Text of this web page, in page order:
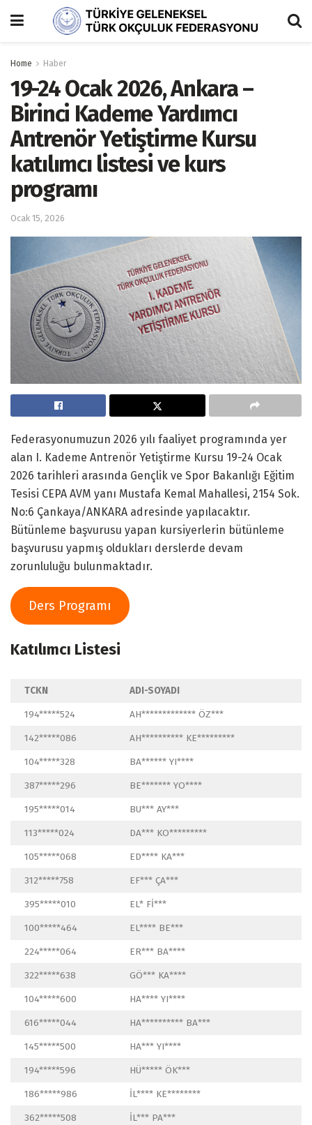
Home Haber
19-24 Ocak 2026, Ankara –
Birinci Kademe Yardımcı
Antrenör Yetiştirme Kursu
katılımcı listesi ve kurs
programı
Ocak 15, 2026
Federasyonumuzun 2026 yılı faaliyet programında yer
alan I. Kademe Antrenör Yetiştirme Kursu 19-24 Ocak
2026 tarihleri arasında Gençlik ve Spor Bakanlığı Eğitim
Tesisi CEPA AVM yanı Mustafa Kemal Mahallesi, 2154 Sok.
No:6 Çankaya/ANKARA adresinde yapılacaktır.
Bütünleme başvurusu yapan kursiyerlerin bütünleme
başvurusu yapmış oldukları derslerde devam
zorunluluğu bulunmaktadır.
Ders Programı
Katılımcı Listesi
TCKN
ADI-SOYADI
194*****524
AH************* ÖZ***
142*****086
AH********** KE*********
104*****328
BA****** YI****
387*****296
BE******* YO****
195*****014
BU*** AY***
113*****024
DA*** KO*********
105*****068
ED**** KA***
312*****758
EF*** ÇA***
395*****010
EL* Fİ***
100*****464
EL**** BE***
224*****064
ER*** BA****
322*****638
GÖ*** KA****
104*****600
HA**** YI****
616*****044
HA********** BA***
145*****500
HA*** YI****
194*****596
HÜ***** ÖK***
186*****986
İL**** KE********
362*****508
İL*** PA***